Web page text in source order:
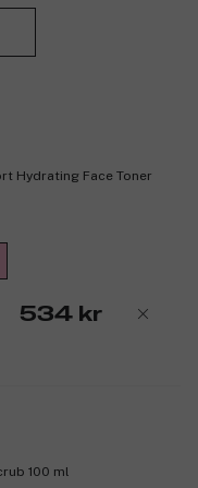
Hydrating Face Toner
534 kr
100 ml